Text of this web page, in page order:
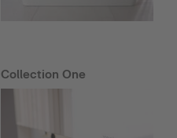
Collection One